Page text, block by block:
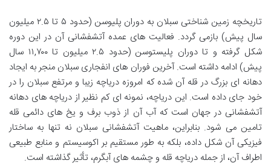
تاریخچه زمین شناختی سبلان به دوران پلیوسن (حدود ۵ تا ۲.۵ میلیون
سال پیش) بازمی گردد. فعالیت های عمده آتشفشانی آن در این دوره
شکل گرفته و تا دوران پلیستوسن (حدود ۲.۵ میلیون تا ۱۱,۷۰۰ سال
پیش) ادامه داشته است. آخرین فوران های انفجاری سبلان منجر به ایجاد
دهانه ای بزرگ در قله آن شده که امروزه دریاچه زیبا و مرتفع سبلان را در
خود جای داده است. این دریاچه، نمونه ای کم نظیر از دریاچه های دهانه
آتشفشانی در جهان است که آب آن از ذوب برف و یخ های دائمی قله
تامین می شود. بنابراین، ماهیت آتشفشانی سبلان نه تنها به ساختار
فیزیکی آن شکل داده، بلکه به طور مستقیم بر اکوسیستم و منابع طبیعی
اطراف آن، از جمله دریاچه قله و چشمه های آبگرم، تأثیر گذاشته است.